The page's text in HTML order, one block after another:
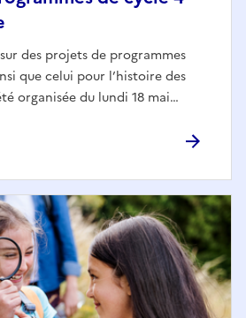
des projets de programmes
que celui pour l’histoire des
organisée du lundi 18 mai…